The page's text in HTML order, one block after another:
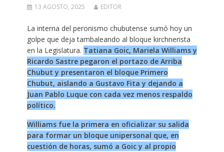
13 AGOSTO, 2025 EDITOR
La interna del peronismo chubutense sumó hoy un
golpe que deja tambaleando al bloque kirchnerista
en la Legislatura. Tatiana Goic, Mariela Williams y
Ricardo Sastre pegaron el portazo de Arriba
Chubut y presentaron el bloque Primero
Chubut, aislando a Gustavo Fita y dejando a
Juan Pablo Luque con cada vez menos respaldo
político.
Williams fue la primera en oficializar su salida
para formar un bloque unipersonal que, en
cuestión de horas, sumó a Goic y al propio